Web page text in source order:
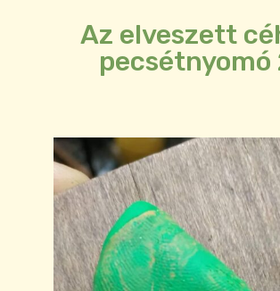
Az elveszett
pecsétnyomó